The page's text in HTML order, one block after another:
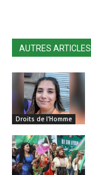
AUTRES ARTICLES
Droits de l'Homme